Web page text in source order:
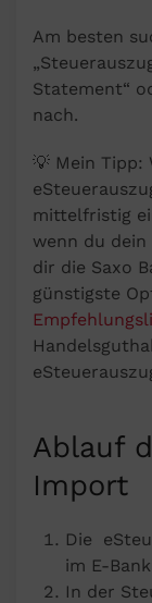
Am besten
Statement“
nach.
💡 Mein Tipp:
mittelfristig
wenn du
dir die Saxo
günstigste
Ablauf
Import
Die
im E-
In der